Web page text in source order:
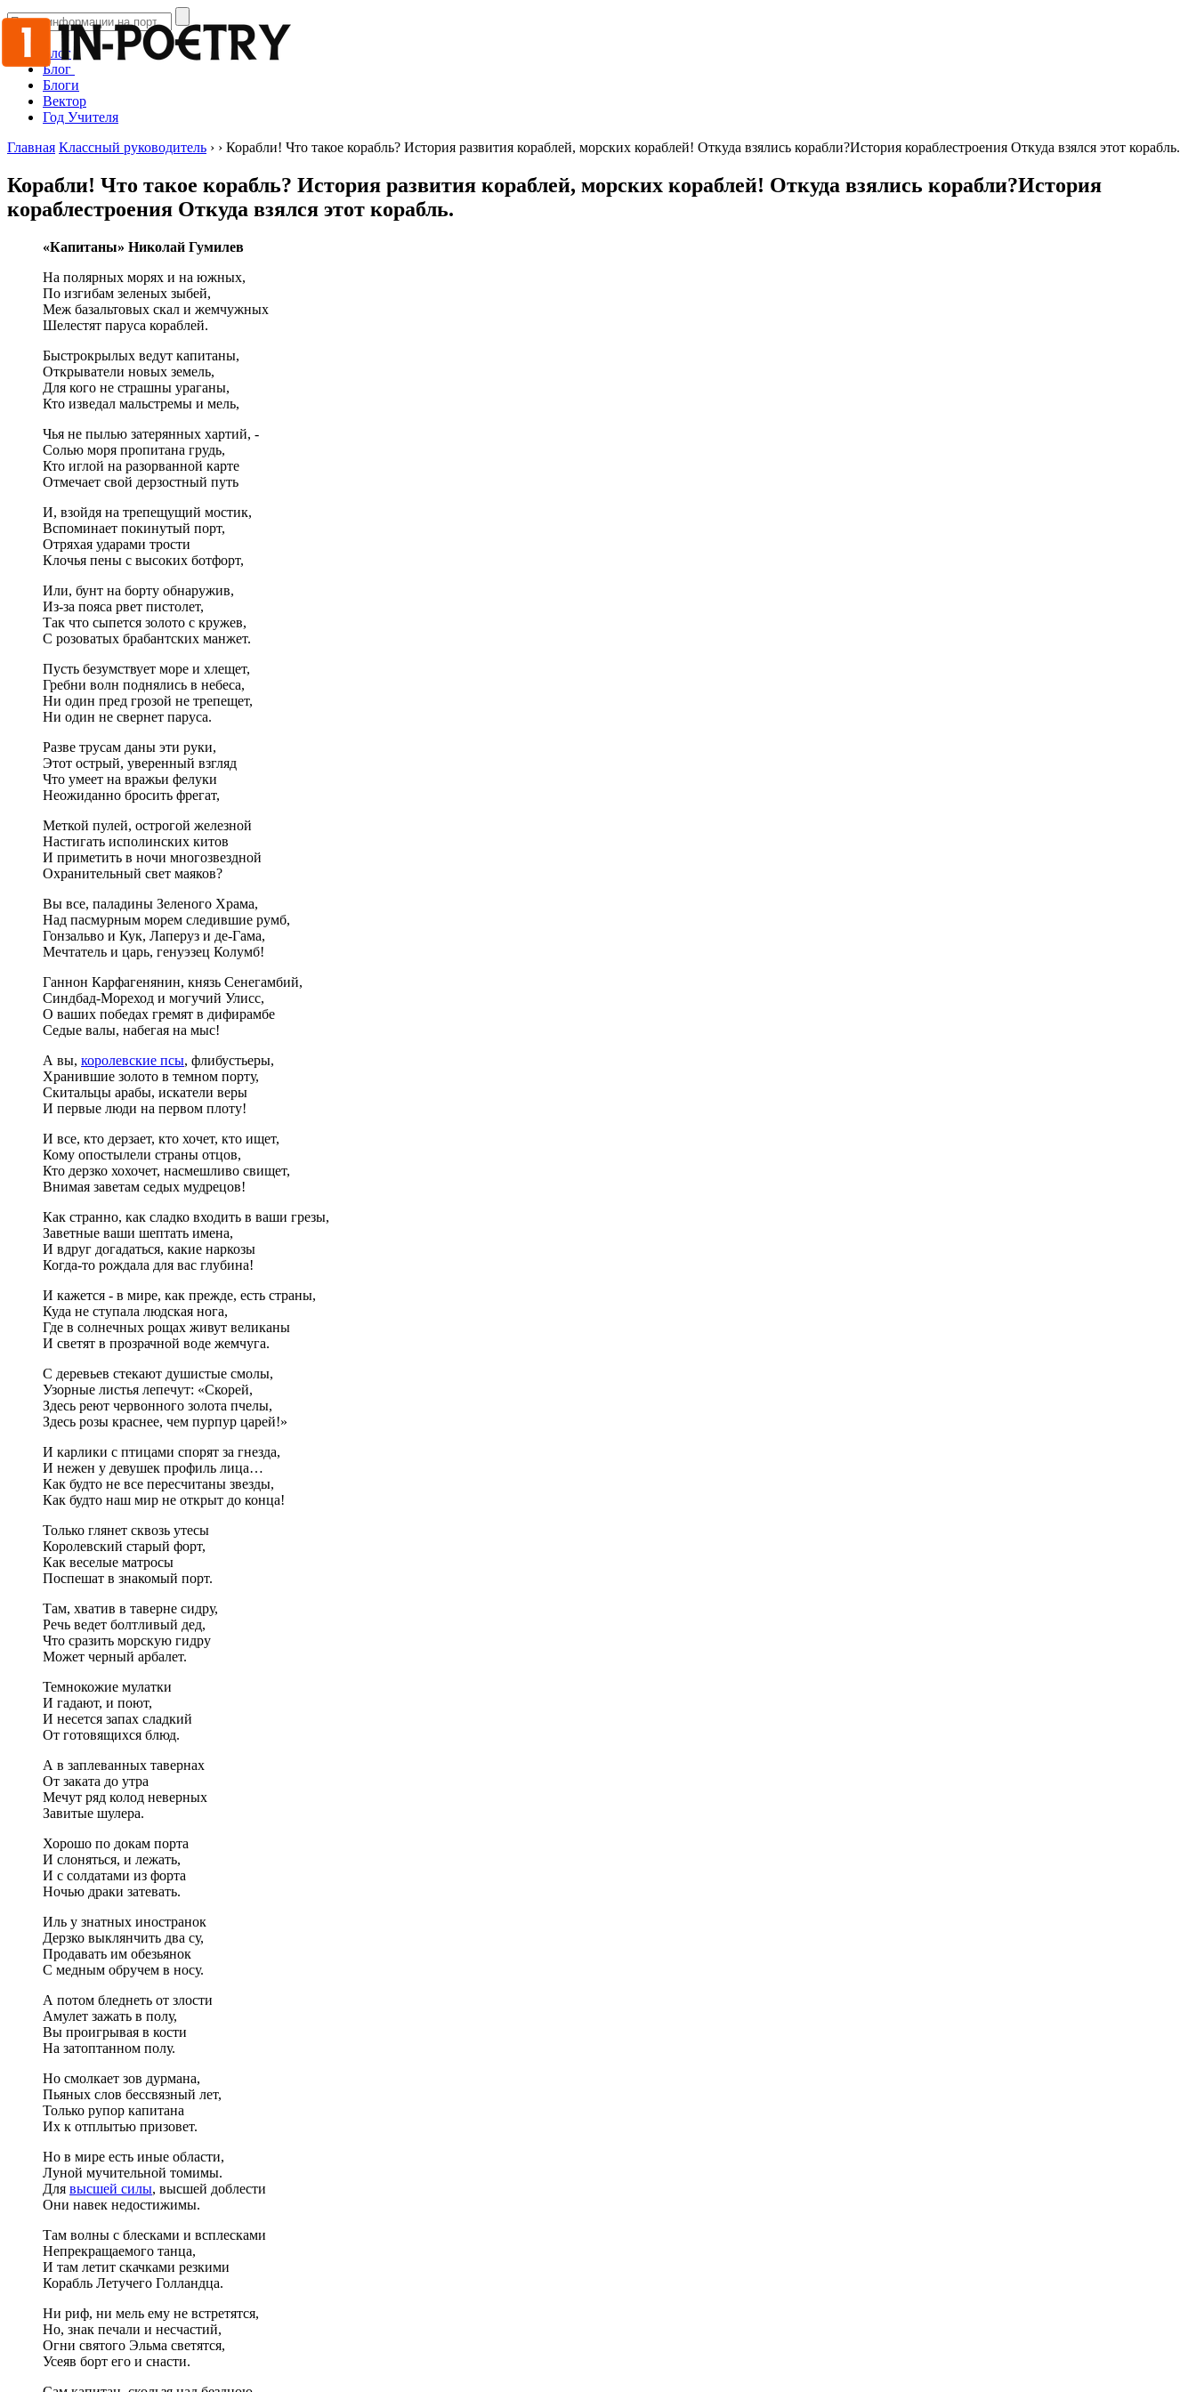
Блог
Блог
Блоги
Вектор
Год Учителя
Главная Классный руководитель › › Корабли! Что такое корабль? История развития кораблей, морских кораблей! Откуда взялись корабли?История кораблестроения Откуда взялся этот корабль.
Корабли! Что такое корабль? История развития кораблей, морских кораблей! Откуда взялись корабли?История
кораблестроения Откуда взялся этот корабль.
«Капитаны» Николай Гумилев
На полярных морях и на южных,
По изгибам зеленых зыбей,
Меж базальтовых скал и жемчужных
Шелестят паруса кораблей.
Быстрокрылых ведут капитаны,
Открыватели новых земель,
Для кого не страшны ураганы,
Кто изведал мальстремы и мель,
Чья не пылью затерянных хартий, -
Солью моря пропитана грудь,
Кто иглой на разорванной карте
Отмечает свой дерзостный путь
И, взойдя на трепещущий мостик,
Вспоминает покинутый порт,
Отряхая ударами трости
Клочья пены с высоких ботфорт,
Или, бунт на борту обнаружив,
Из-за пояса рвет пистолет,
Так что сыпется золото с кружев,
С розоватых брабантских манжет.
Пусть безумствует море и хлещет,
Гребни волн поднялись в небеса,
Ни один пред грозой не трепещет,
Ни один не свернет паруса.
Разве трусам даны эти руки,
Этот острый, уверенный взгляд
Что умеет на вражьи фелуки
Неожиданно бросить фрегат,
Меткой пулей, острогой железной
Настигать исполинских китов
И приметить в ночи многозвездной
Охранительный свет маяков?
Вы все, паладины Зеленого Храма,
Над пасмурным морем следившие румб,
Гонзальво и Кук, Лаперуз и де-Гама,
Мечтатель и царь, генуэзец Колумб!
Ганнон Карфагенянин, князь Сенегамбий,
Синдбад-Мореход и могучий Улисс,
О ваших победах гремят в дифирамбе
Седые валы, набегая на мыс!
А вы, королевские псы, флибустьеры,
Хранившие золото в темном порту,
Скитальцы арабы, искатели веры
И первые люди на первом плоту!
И все, кто дерзает, кто хочет, кто ищет,
Кому опостылели страны отцов,
Кто дерзко хохочет, насмешливо свищет,
Внимая заветам седых мудрецов!
Как странно, как сладко входить в ваши грезы,
Заветные ваши шептать имена,
И вдруг догадаться, какие наркозы
Когда-то рождала для вас глубина!
И кажется - в мире, как прежде, есть страны,
Куда не ступала людская нога,
Где в солнечных рощах живут великаны
И светят в прозрачной воде жемчуга.
С деревьев стекают душистые смолы,
Узорные листья лепечут: «Скорей,
Здесь реют червонного золота пчелы,
Здесь розы краснее, чем пурпур царей!»
И карлики с птицами спорят за гнезда,
И нежен у девушек профиль лица…
Как будто не все пересчитаны звезды,
Как будто наш мир не открыт до конца!
Только глянет сквозь утесы
Королевский старый форт,
Как веселые матросы
Поспешат в знакомый порт.
Там, хватив в таверне сидру,
Речь ведет болтливый дед,
Что сразить морскую гидру
Может черный арбалет.
Темнокожие мулатки
И гадают, и поют,
И несется запах сладкий
От готовящихся блюд.
А в заплеванных тавернах
От заката до утра
Мечут ряд колод неверных
Завитые шулера.
Хорошо по докам порта
И слоняться, и лежать,
И с солдатами из форта
Ночью драки затевать.
Иль у знатных иностранок
Дерзко выклянчить два су,
Продавать им обезьянок
С медным обручем в носу.
А потом бледнеть от злости
Амулет зажать в полу,
Вы проигрывая в кости
На затоптанном полу.
Но смолкает зов дурмана,
Пьяных слов бессвязный лет,
Только рупор капитана
Их к отплытью призовет.
Но в мире есть иные области,
Луной мучительной томимы.
Для высшей силы, высшей доблести
Они навек недостижимы.
Там волны с блесками и всплесками
Непрекращаемого танца,
И там летит скачками резкими
Корабль Летучего Голландца.
Ни риф, ни мель ему не встретятся,
Но, знак печали и несчастий,
Огни святого Эльма светятся,
Усеяв борт его и снасти.